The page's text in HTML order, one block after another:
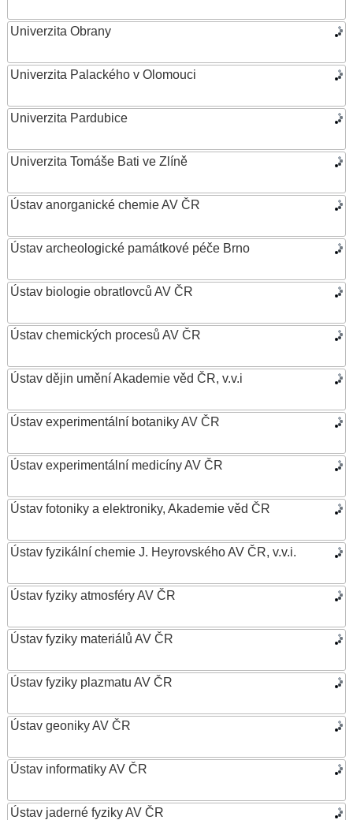
Univerzita Obrany
Univerzita Palackého v Olomouci
Univerzita Pardubice
Univerzita Tomáše Bati ve Zlíně
Ústav anorganické chemie AV ČR
Ústav archeologické památkové péče Brno
Ústav biologie obratlovců AV ČR
Ústav chemických procesů AV ČR
Ústav dějin umění Akademie věd ČR, v.v.i
Ústav experimentální botaniky AV ČR
Ústav experimentální medicíny AV ČR
Ústav fotoniky a elektroniky, Akademie věd ČR
Ústav fyzikální chemie J. Heyrovského AV ČR, v.v.i.
Ústav fyziky atmosféry AV ČR
Ústav fyziky materiálů AV ČR
Ústav fyziky plazmatu AV ČR
Ústav geoniky AV ČR
Ústav informatiky AV ČR
Ústav jaderné fyziky AV ČR